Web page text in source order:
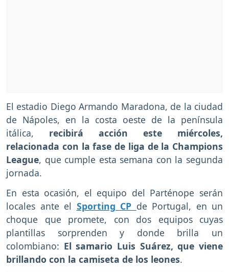
El estadio Diego Armando Maradona, de la ciudad
de Nápoles, en la costa oeste de la península
itálica, recibirá acción este miércoles,
relacionada con la fase de liga de la Champions
League, que cumple esta semana con la segunda
jornada.
En esta ocasión, el equipo del Parténope serán
locales ante el Sporting CP de Portugal, en un
choque que promete, con dos equipos cuyas
plantillas sorprenden y donde brilla un
colombiano: El samario Luis Suárez, que viene
brillando con la camiseta de los leones.